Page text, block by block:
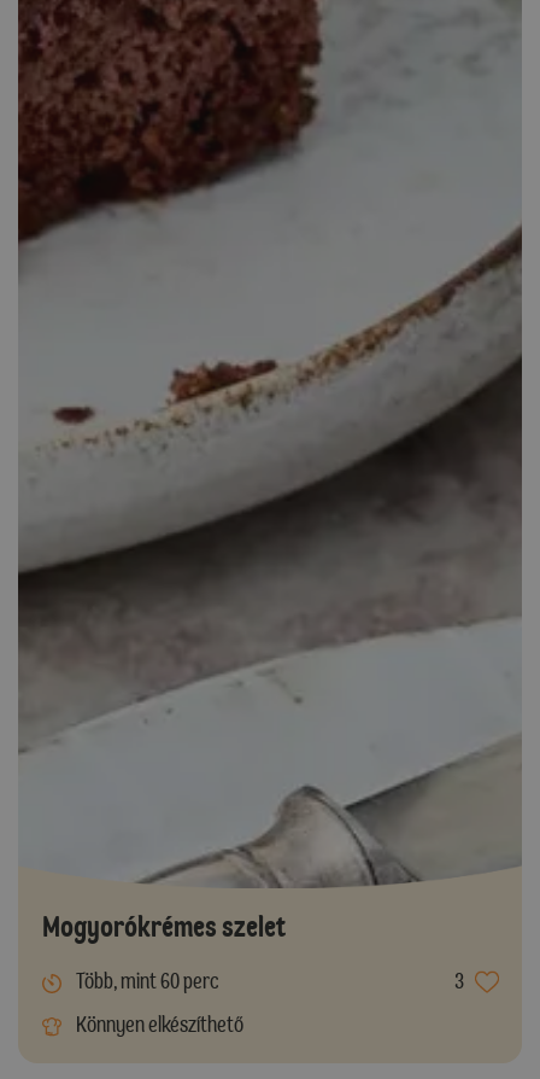
Mogyorókrémes szelet
Több, mint 60 perc
3
Könnyen elkészíthető